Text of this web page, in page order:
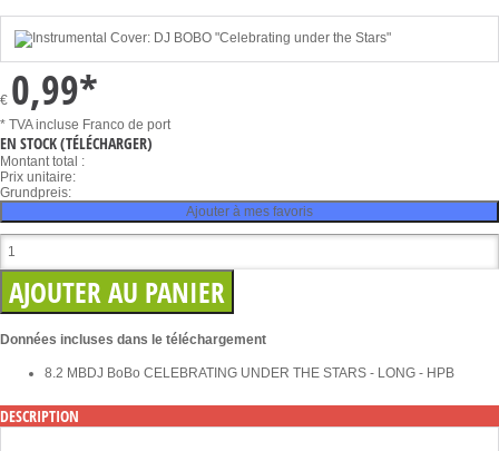
€ 0,99*
* TVA incluse Franco de port
EN STOCK(TÉLÉCHARGER)
Montant total :
Prix unitaire:
Grundpreis:
Ajouter à mes favoris
Données incluses dans le téléchargement
8.2 MBDJ BoBo CELEBRATING UNDER THE STARS - LONG - HPB
DESCRIPTION